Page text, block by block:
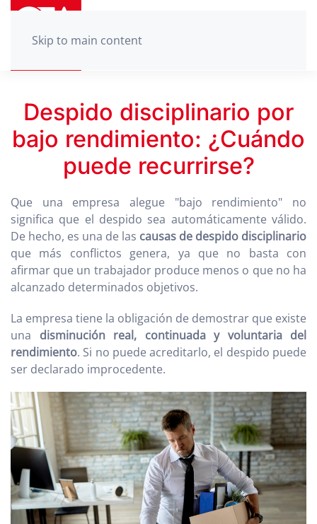
Skip to main content
Despido disciplinario por
bajo rendimiento: ¿Cuándo
puede recurrirse?
Que una empresa alegue "bajo rendimiento" no
significa que el despido sea automáticamente válido.
De hecho, es una de las causas de despido disciplinario
que más conflictos genera, ya que no basta con
afirmar que un trabajador produce menos o que no ha
alcanzado determinados objetivos.
La empresa tiene la obligación de demostrar que existe
una disminución real, continuada y voluntaria del
rendimiento. Si no puede acreditarlo, el despido puede
ser declarado improcedente.